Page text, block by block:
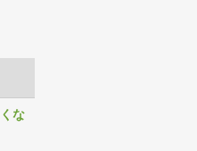
な